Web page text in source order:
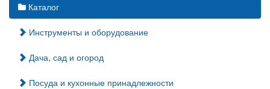
Каталог
Инструменты и оборудование
Дача, сад и огород
Посуда и кухонные принадлежности